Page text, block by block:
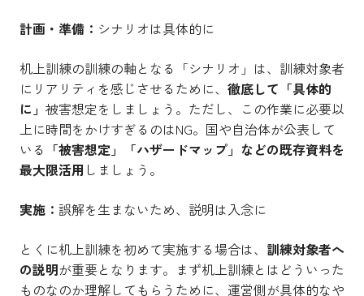
計画・準備： シナリオは具体的に
机上訓練の訓練の軸となる「シナリオ」は、訓練対象者
にリアリティを感じさせるために、 徹底して「具体的
に」 被害想定をしましょう。ただし、この作業に必要以
上に時間をかけすぎるのはNG。国や自治体が公表して
いる 「被害想定」「ハザードマップ」などの既存資料を
最大限活用 しましょう。
実施： 誤解を生まないため、説明は入念に
とくに机上訓練を初めて実施する場合は、 訓練対象者へ
の説明が重要となります。まず机上訓練とはどういった
ものなのか理解してもらうために、運営側が具体的なや